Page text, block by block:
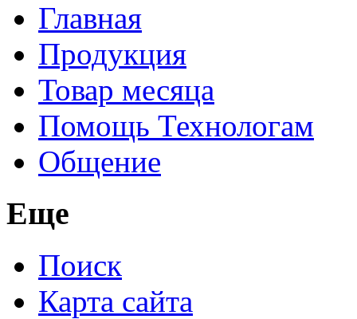
Главная
Продукция
Товар месяца
Помощь Технологам
Общение
Еще
Поиск
Карта сайта